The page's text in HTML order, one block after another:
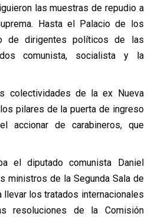
las muestras de repudio a
Hasta el Palacio de los
de dirigentes políticos de las
comunista, socialista y la
colectividades de la ex Nueva
pilares de la puerta de ingreso
accionar de carabineros, que
el diputado comunista Daniel
ministros de la Segunda Sala de
llevar los tratados internacionales
resoluciones de la Comisión